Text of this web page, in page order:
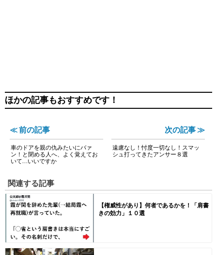
ほかの記事もおすすめです！
≪ 前の記事
車のドアを親の仇みたいにバァ
ン！と閉める人へ、よく覚えてお
いて…いいですか
次の記事 ≫
遠慮なし！忖度一切なし！スマッ
シュ打ってきたアンサー８選
関連する記事
【権威性があり】何者であるかを！「肩書
きの効力」１０選